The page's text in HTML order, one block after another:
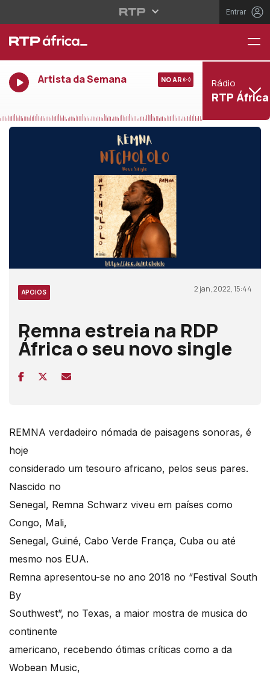
Entrar
Artista da Semana NO AR Rádio
RTP África
APOIOS 2 jan, 2022, 15:44
Remna estreia na RDP
África o seu novo single
REMNA verdadeiro nómada de paisagens sonoras, é
hoje
considerado um tesouro africano, pelos seus pares.
Nascido no
Senegal, Remna Schwarz viveu em países como
Congo, Mali,
Senegal, Guiné, Cabo Verde França, Cuba ou até
mesmo nos EUA.
Remna apresentou-se no ano 2018 no “Festival South
By
Southwest”, no Texas, a maior mostra de musica do
continente
americano, recebendo ótimas críticas como a da
Wobean Music,